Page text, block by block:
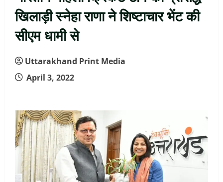
खिलाड़ी स्नेहा राणा ने शिष्टाचार भेंट की
सीएम धामी से
Uttarakhand Print Media
April 3, 2022